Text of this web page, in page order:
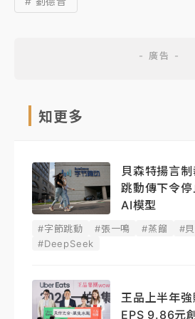
知更多
貝森特揚言
跳動傳下令
AI模型
#字節跳動 #張一鳴 #蒸餾 #
#DeepSeek
王品上半年
EPS 9.86元